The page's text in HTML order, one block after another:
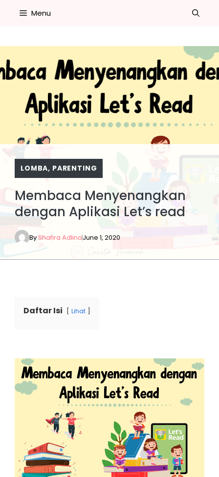
Menu
LOMBA, PARENTING
Membaca Menyenangkan
dengan Aplikasi Let’s read
ByShafira AdlinaJune 1, 2020
Daftar Isi Lihat